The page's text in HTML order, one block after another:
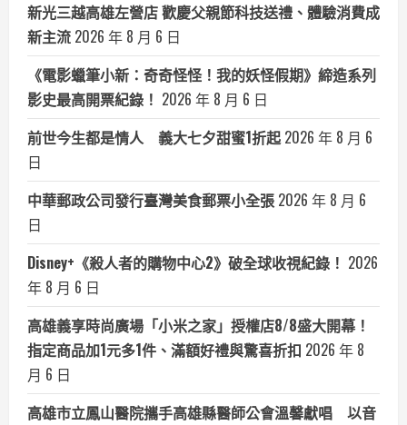
新光三越高雄左營店 歡慶父親節科技送禮、體驗消費成
新主流 2026 年 8 月 6 日
《電影蠟筆小新：奇奇怪怪！我的妖怪假期》締造系列
影史最高開票紀錄！ 2026 年 8 月 6 日
前世今生都是情人 義大七夕甜蜜1折起 2026 年 8 月 6
日
中華郵政公司發行臺灣美食郵票小全張 2026 年 8 月 6
日
Disney+《殺人者的購物中心2》破全球收視紀錄！ 2026
年 8 月 6 日
高雄義享時尚廣場「小米之家」授權店8/8盛大開幕！
指定商品加1元多1件、滿額好禮與驚喜折扣 2026 年 8
月 6 日
高雄市立鳳山醫院攜手高雄縣醫師公會溫馨獻唱 以音